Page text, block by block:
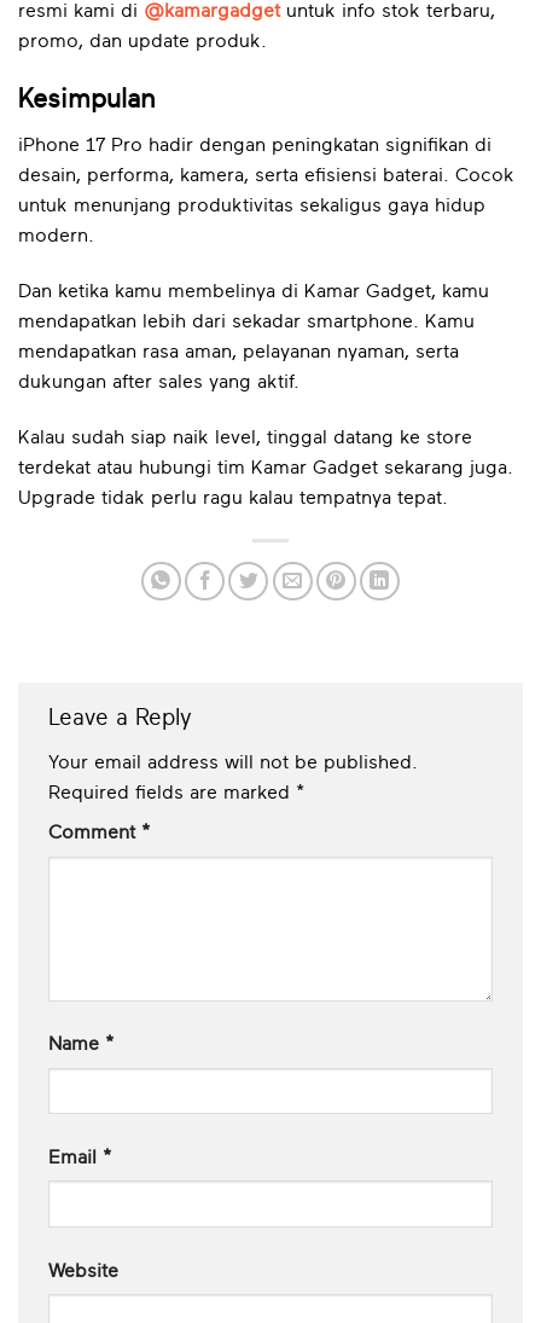
resmi kami di @kamargadgetuntuk info stok terbaru,
promo, dan update produk.
Kesimpulan
iPhone 17 Pro hadir dengan peningkatan signifikan di
desain, performa, kamera, serta efisiensi baterai. Cocok
untuk menunjang produktivitas sekaligus gaya hidup
modern.
Dan ketika kamu membelinya di Kamar Gadget, kamu
mendapatkan lebih dari sekadar smartphone. Kamu
mendapatkan rasa aman, pelayanan nyaman, serta
dukungan after sales yang aktif.
Kalau sudah siap naik level, tinggal datang ke store
terdekat atau hubungi tim Kamar Gadget sekarang juga.
Upgrade tidak perlu ragu kalau tempatnya tepat.
Leave a Reply
Your email address will not be published.
Required fields are marked *
Comment *
Name *
Email *
Website